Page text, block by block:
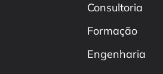
Consultoria
Formação
Engenharia